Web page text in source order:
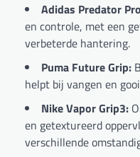
Adidas Predator
en controle, met een
verbeterde hantering.
Puma Future Grip:
helpt bij vangen en
Nike Vapor Grip3:
en getextureerd
verschillende